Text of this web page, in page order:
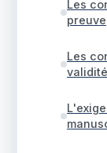
Les
preuve
Les
validité